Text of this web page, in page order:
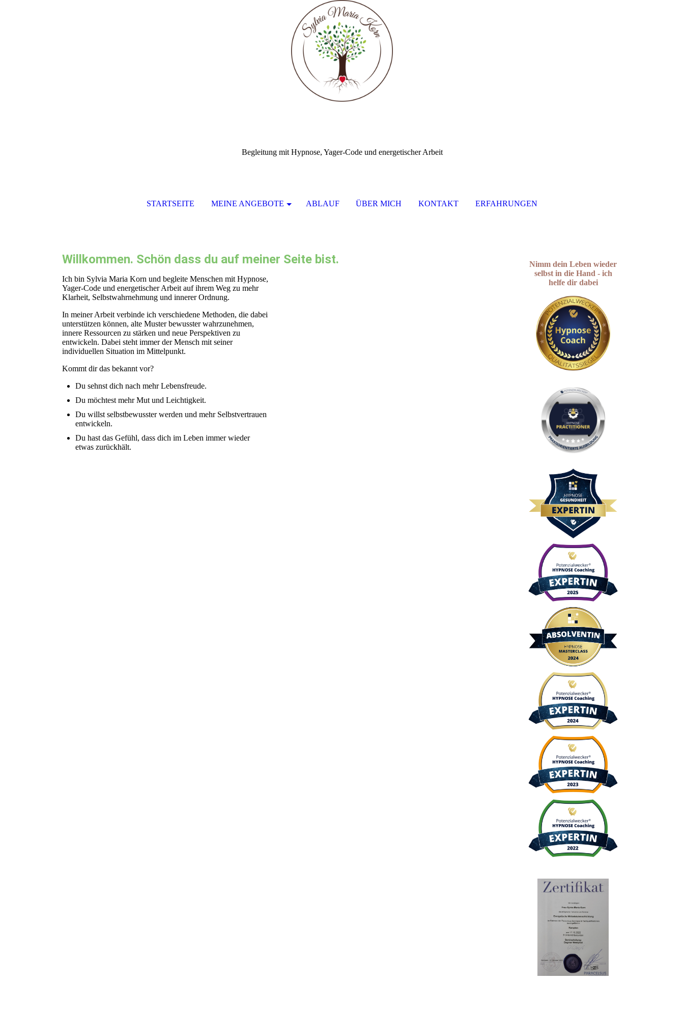
Begleitung mit Hypnose, Yager-Code und energetischer Arbeit
STARTSEITE MEINE ANGEBOTE ABLAUF ÜBER MICH KONTAKT ERFAHRUNGEN
Willkommen. Schön dass du auf meiner Seite bist.
Ich bin Sylvia Maria Korn und begleite Menschen mit Hypnose,
Yager-Code und energetischer Arbeit auf ihrem Weg zu mehr
Klarheit, Selbstwahrnehmung und innerer Ordnung.
In meiner Arbeit verbinde ich verschiedene Methoden, die dabei
unterstützen können, alte Muster bewusster wahrzunehmen,
innere Ressourcen zu stärken und neue Perspektiven zu
entwickeln. Dabei steht immer der Mensch mit seiner
individuellen Situation im Mittelpunkt.
Kommt dir das bekannt vor?
Du sehnst dich nach mehr Lebensfreude.
Du möchtest mehr Mut und Leichtigkeit.
Du willst selbstbewusster werden und mehr Selbstvertrauen
entwickeln.
Du hast das Gefühl, dass dich im Leben immer wieder
etwas zurückhält.
Nimm dein Leben wieder
selbst in die Hand - ich
helfe dir dabei